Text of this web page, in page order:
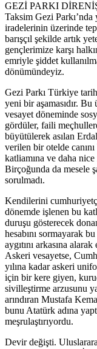
GEZİ PARKI
Taksim Gezi
iradelerinin üzerinde
barışçıl şekilde artık
gençlerimize karşı
emriyle şiddet
dönümündeyiz.
Gezi Parkı Türkiye
yeni bir aşamasıdır.
vesayet döneminde
gördüler, faili
büyütülerek asılan
verilen bir otelde
katliamına ve daha
Birçoğunda da mesele
sorulmadı.
Kendilerini
dönemde işlenen bu
duruşu gösterecek
hesabını sormayarak
aygıtını arkasına
Askeri vesayetse,
yılına kadar askeri
için bir kere giyen,
sivilleştirme arzusunu
arındıran Mustafa
bunu Atatürk adına
meşrulaştırıyordu.
Devir değişti.